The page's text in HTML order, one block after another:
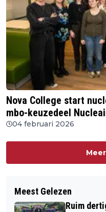
Nova College start
mbo-keuzedeel
04 februari 2026
Meest Gelezen
Ruim